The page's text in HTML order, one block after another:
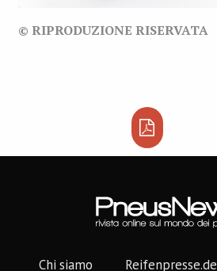
© RIPRODUZIONE RISERVATA
Chi siamo Reifenpresse.de